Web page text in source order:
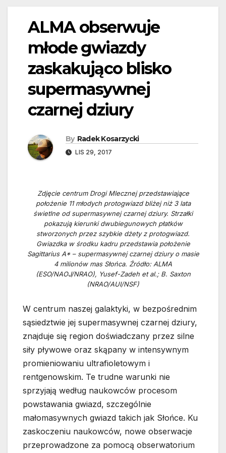
ALMA obserwuje
młode gwiazdy
zaskakująco blisko
supermasywnej
czarnej dziury
By Radek Kosarzycki
LIS 29, 2017
Zdjęcie centrum Drogi Mlecznej przedstawiające
położenie 11 młodych protogwiazd bliżej niż 3 lata
świetlne od supermasywnej czarnej dziury. Strzałki
pokazują kierunki dwubiegunowych płatków
stworzonych przez szybkie dżety z protogwiazd.
Gwiazdka w środku kadru przedstawia położenie
Sagittarius A* – supermasywnej czarnej dziury o masie
4 milionów mas Słońca. Źródło: ALMA
(ESO/NAOJ/NRAO), Yusef-Zadeh et al.; B. Saxton
(NRAO/AUI/NSF)
W centrum naszej galaktyki, w bezpośrednim
sąsiedztwie jej supermasywnej czarnej dziury,
znajduje się region doświadczany przez silne
siły pływowe oraz skąpany w intensywnym
promieniowaniu ultrafioletowym i
rentgenowskim. Te trudne warunki nie
sprzyjają według naukowców procesom
powstawania gwiazd, szczególnie
małomasywnych gwiazd takich jak Słońce. Ku
zaskoczeniu naukowców, nowe obserwacje
przeprowadzone za pomocą obserwatorium